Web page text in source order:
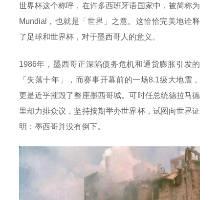
世界杯这个称呼，在许多西班牙语国家中，被简称为
Mundial，也就是「世界」之意。这恰恰完美地诠释
了足球和世界杯，对于墨西哥人的意义。
1986年，墨西哥正深陷债务危机和通货膨胀引发的
「失落十年」，而赛事开幕前的一场8.1级大地震，
更是近乎摧毁了整座墨西哥城。可时任总统德拉马德
里却力排众议，坚持按期举办世界杯，试图向世界证
明：墨西哥并没有倒下。